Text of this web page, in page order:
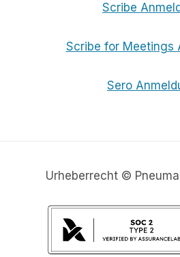
Scribe
Scribe for Meetings
Sero
Urheberrecht ©